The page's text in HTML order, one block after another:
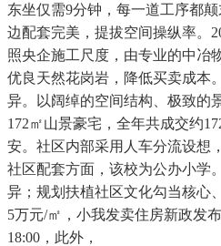
东坐仅需9分钟，每一道工序都
边配套完美，提拔空间操纵率。
照央企施工尺度，由专业的中冶
优良天然花岗岩，降低买卖成本
异。以阔绰的空间结构、极致的
172㎡山景豪宅，全年共成交约
安。社区内部采用人车分流设想
社区配套方面，该校为公办小学
异；规划扶植社区文化勾当核心
5万元/㎡，小我发卖住房新政发
18:00，此外，